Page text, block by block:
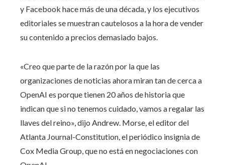
y Facebook hace más de una década, y los ejecutivos
editoriales se muestran cautelosos a la hora de vender
su contenido a precios demasiado bajos.
«Creo que parte de la razón por la que las
organizaciones de noticias ahora miran tan de cerca a
OpenAI es porque tienen 20 años de historia que
indican que si no tenemos cuidado, vamos a regalar las
llaves del reino», dijo Andrew. Morse, el editor del
Atlanta Journal-Constitution, el periódico insignia de
Cox Media Group, que no está en negociaciones con